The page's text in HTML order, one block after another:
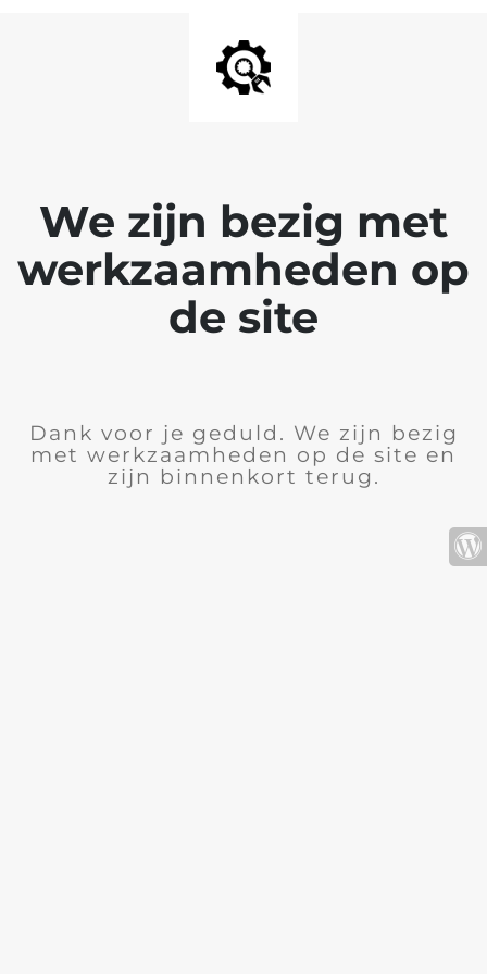
We zijn bezig met
werkzaamheden op
de site
Dank voor je geduld. We zijn bezig
met werkzaamheden op de site en
zijn binnenkort terug.